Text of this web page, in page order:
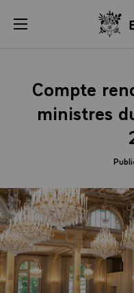
menu
Compte
ministres
Panneau de gestion des